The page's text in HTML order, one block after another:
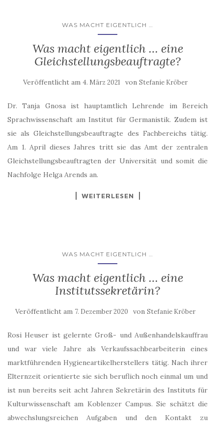
WAS MACHT EIGENTLICH …
Was macht eigentlich … eine
Gleichstellungsbeauftragte?
Veröffentlicht am 4. März 2021 von Stefanie Kröber
Dr. Tanja Gnosa ist hauptamtlich Lehrende im Bereich
Sprachwissenschaft am Institut für Germanistik. Zudem ist
sie als Gleichstellungsbeauftragte des Fachbereichs tätig.
Am 1. April dieses Jahres tritt sie das Amt der zentralen
Gleichstellungsbeauftragten der Universität und somit die
Nachfolge Helga Arends an.
WEITERLESEN
WAS MACHT EIGENTLICH …
Was macht eigentlich … eine
Institutssekretärin?
Veröffentlicht am 7. Dezember 2020 von Stefanie Kröber
Rosi Heuser ist gelernte Groß- und Außenhandelskauffrau
und war viele Jahre als Verkaufssachbearbeiterin eines
marktführenden Hygieneartikelherstellers tätig. Nach ihrer
Elternzeit orientierte sie sich beruflich noch einmal um und
ist nun bereits seit acht Jahren Sekretärin des Instituts für
Kulturwissenschaft am Koblenzer Campus. Sie schätzt die
abwechslungsreichen Aufgaben und den Kontakt zu